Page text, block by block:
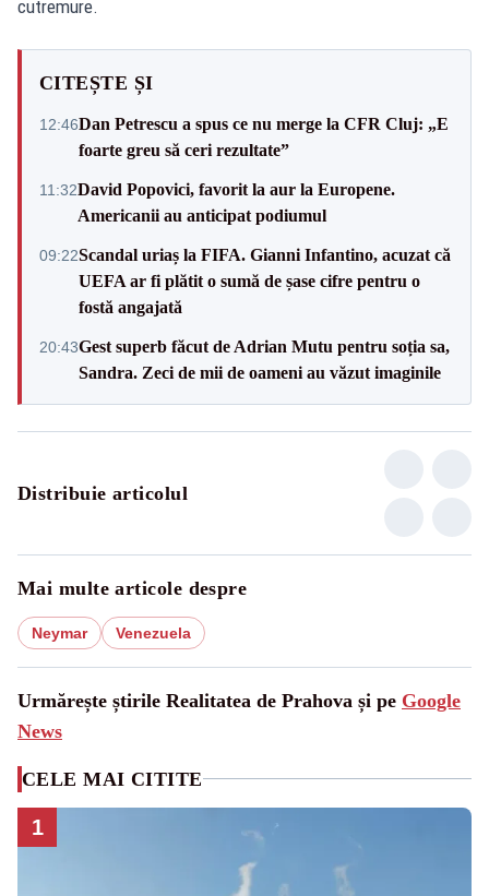
cutremure.
CITEȘTE ȘI
12:46Dan Petrescu a spus ce nu merge la CFR Cluj: „E
foarte greu să ceri rezultate”
11:32David Popovici, favorit la aur la Europene.
Americanii au anticipat podiumul
09:22Scandal uriaș la FIFA. Gianni Infantino, acuzat că
UEFA ar fi plătit o sumă de șase cifre pentru o
fostă angajată
20:43Gest superb făcut de Adrian Mutu pentru soția sa,
Sandra. Zeci de mii de oameni au văzut imaginile
Distribuie articolul
Mai multe articole despre
Neymar Venezuela
Urmărește știrile Realitatea de Prahova și pe Google
News
CELE MAI CITITE
1